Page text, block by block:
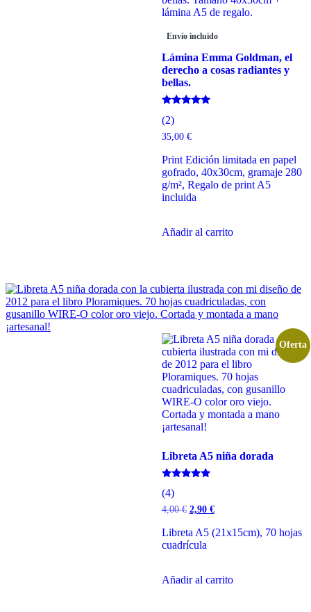
Envío incluido
Lámina Emma Goldman, el
derecho a cosas radiantes y
bellas.
con
5.00
de 5
(2)
35,00 €
Print Edición limitada en papel
gofrado, 40x30cm, gramaje 280
g/m², Regalo de print A5
incluida
Añadir al carrito
Oferta
Libreta A5 niña dorada
con
5.00
de 5
(4)
4,00€ El
original
era:
2,90 €El
actual
Libreta A5 (21x15cm), 70 hojas
cuadrícula
Añadir al carrito